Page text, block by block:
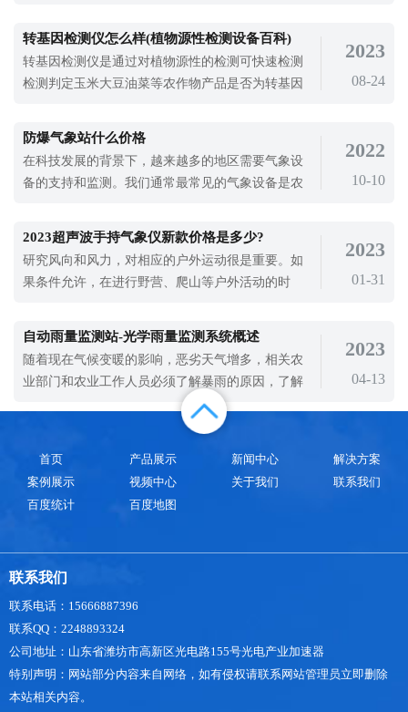
提供精准的气象数据支持。天合小型全自动气象站
设备作为野外气象监测设备，是可以为气象监测提
供设备支持的，随着社会的发展，温室效应不断加
响。使用小型全自动气象站设备对气象进行监测，
是保护地球环境的一种需要。
转基因检测仪怎么样(植物源性检测设备百科)
转基因检测仪是通过对植物源性的检测可快速检测
检测判定玉米大豆油菜等农作物产品是否为转基因
题的，对食品质量安全的重视程度不够。我国食品
工业在原材料供应、生产环境、加工、包
2023
08-24
防爆气象站什么价格
在科技发展的背景下，越来越多的地区需要气象设
备的支持和监测。我们通常最常见的气象设备是农
区。现在，随着我们许多地区的要求越来越高，风
险因素也越来越高，如加油站、燃油库、煤矿、化
工园区等风险因素较高的地区，防爆气象
2022
10-10
2023超声波手持气象仪新款价格是多少?
研究风向和风力，对相应的户外运动很是重要。如
果条件允许，在进行野营、爬山等户外活动的时
们进行气象学研究，培养气象学知识。2023超声波
手持气象仪新款价格是多少?新款超声波手持
2023
01-31
自动雨量监测站-光学雨量监测系统概述
随着现在气候变暖的影响，恶劣天气增多，相关农
业部门和农业工作人员必须了解暴雨的原因，了解
暴雨对农业生产的影响，做好预防工作，尽量减少
暴雨对农业生产发展的负面影响，减少由此造成的
进行监测，就可以使用自动雨量监测站对降雨信息
进行实时在线监测。自动雨量监测站-光学
2023
04-13
首页 产品展示 新闻中心
解决方案
案例展示
视频中心 关于我们
联系我们
百度统计
百度地图
联系我们
联系电话：15666887396
联系QQ：2248893324
公司地址：山东省潍坊市高新区光电路155号光电产业加速器
特别声明：网站部分内容来自网络，如有侵权请联系网站管理员立即删除
本站相关内容。